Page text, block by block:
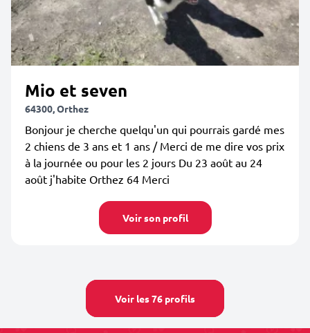
Mio et seven
64300, Orthez
Bonjour je cherche quelqu'un qui pourrais gardé mes
2 chiens de 3 ans et 1 ans / Merci de me dire vos prix
à la journée ou pour les 2 jours Du 23 août au 24
août j'habite Orthez 64 Merci
Voir son profil
Voir les 76 profils